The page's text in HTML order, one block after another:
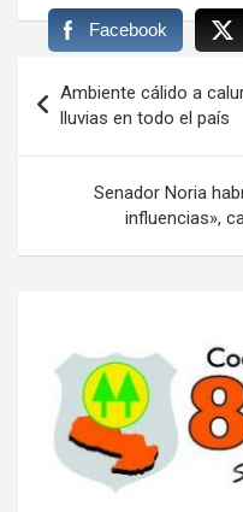
Facebook
de
entradas
Ambiente cálido a
lluvias en todo el país
Senador Noria
influencias»,